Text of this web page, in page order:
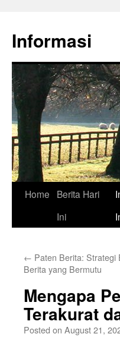
content
Informasi
Home
Berita Hari
Ini
← Paten Berita: Strategi
Berita yang Bermutu
Mengapa
Terakurat
Posted on August 21,